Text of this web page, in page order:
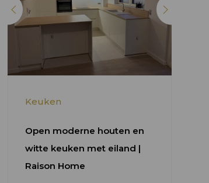
Keuken
Open moderne houten en
witte keuken met eiland |
Raison Home